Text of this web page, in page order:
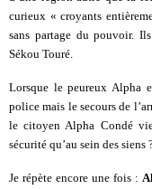
curieux « croyants
sans partage du pouvoir.
Sékou Touré.
Lorsque le peureux Alpha
police mais le secours de
le citoyen Alpha Condé
sécurité qu’au sein des siens
Je répète encore une fois :